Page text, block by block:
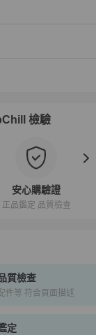
檢驗
安心購驗證
正品鑑定 品質檢查
、安心購檢驗流程
質檢查
件等 符合頁面描述
定